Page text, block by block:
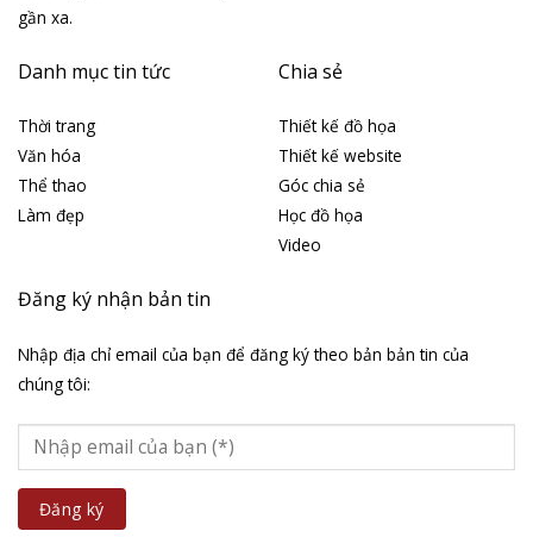
gần xa.
Danh mục tin tức
Thời trang
Văn hóa
Thể thao
Làm đẹp
Chia sẻ
Thiết kế đồ họa
Thiết kế website
Góc chia sẻ
Học đồ họa
Video
Đăng ký nhận bản tin
Nhập địa chỉ email của bạn để đăng ký theo bản bản tin của
chúng tôi: